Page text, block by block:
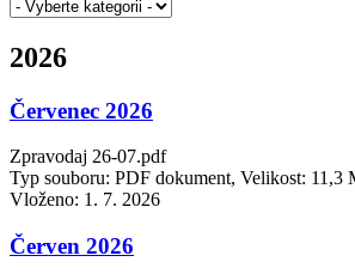
2026
Červenec 2026
Zpravodaj 26-07.pdf
Typ souboru: PDF dokument, Velikost: 11,3
Vloženo: 1. 7. 2026
Červen 2026